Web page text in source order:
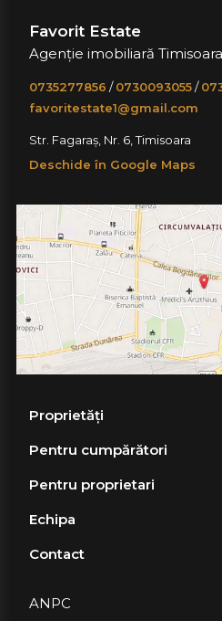
Favorit Estate
Agenție imobiliară Timisoara
0735277856 /0730093055/
favoritestate1@gmail.com
Str. Fagaraș, Nr. 6, Timisoara
Deschide în Google Maps
Proprietăți
Pentru cumpărători
Pentru proprietari
Echipa
Contact
ANPC